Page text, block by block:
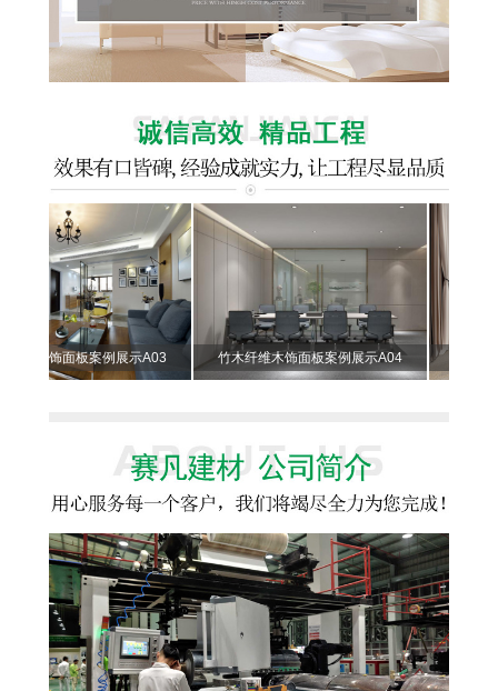
饰面板案例展示A03 竹木纤维木饰面板案例展示A04 竹木纤维木